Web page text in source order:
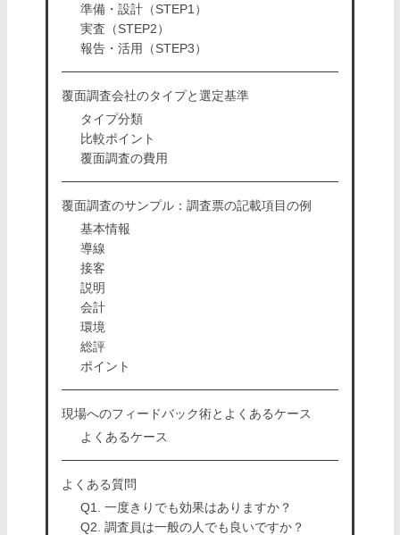
準備・設計（STEP1）
実査（STEP2）
報告・活用（STEP3）
覆面調査会社のタイプと選定基準
タイプ分類
比較ポイント
覆面調査の費用
覆面調査のサンプル：調査票の記載項目の例
基本情報
導線
接客
説明
会計
環境
総評
ポイント
現場へのフィードバック術とよくあるケース
よくあるケース
よくある質問
Q1. 一度きりでも効果はありますか？
Q2. 調査員は一般の人でも良いですか？